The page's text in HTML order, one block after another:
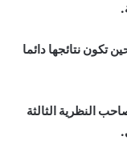
تكون نتائجها دائما
النظرية الثالثة